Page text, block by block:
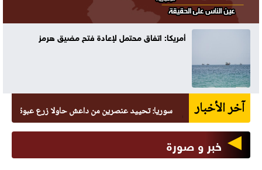
70 ألفا يؤدون صلاة الجمعة في المسجد الأقصى
آخر الأخبارسوريا: تحييد عنصرين من داعش حاولا زرع عبوة في السيدة
خبر و صورة